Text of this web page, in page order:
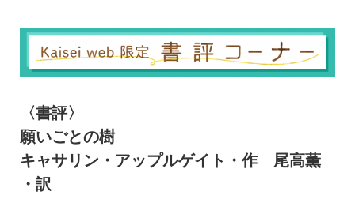
〈書評〉
願いごとの樹
キャサリン・アップルゲイト・作 尾高薫
・訳